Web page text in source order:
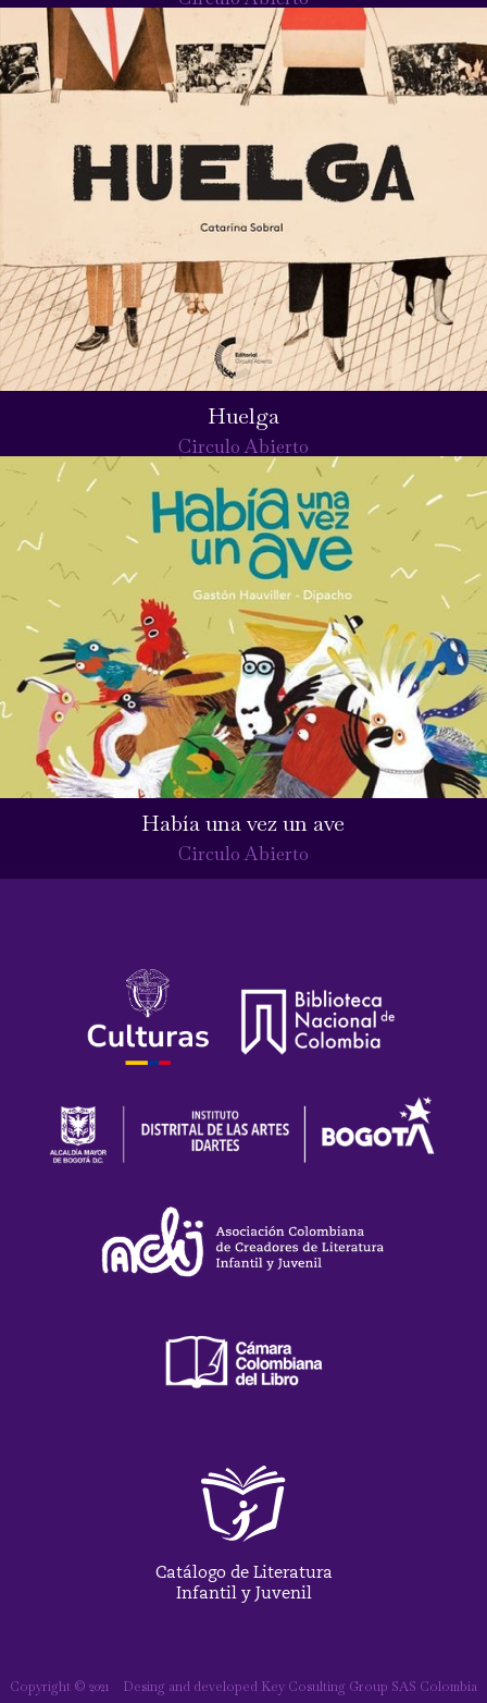
Huelga
Circulo Abierto
Había una vez un ave
Circulo Abierto
Catálogo de Literatura
Infantil y Juvenil
Copyright © 2021 Desing and developed Key Cosulting Group SAS Colombia